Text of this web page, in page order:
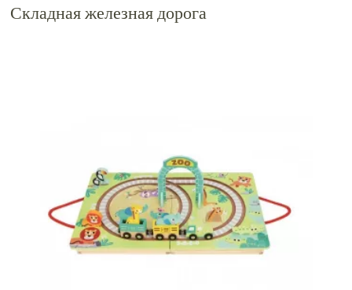
Складная железная дорога